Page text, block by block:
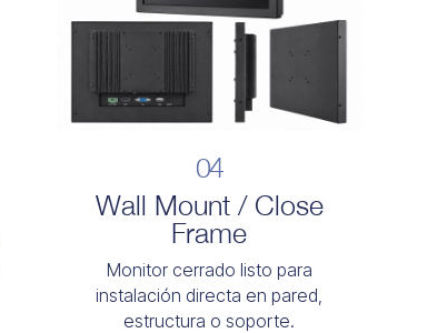
04
Wall Mount / Close
Frame
Monitor cerrado listo para
instalación directa en pared,
estructura o soporte.